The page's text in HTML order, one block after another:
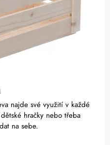
najde své využití v každé
hračky nebo třeba
na sebe.